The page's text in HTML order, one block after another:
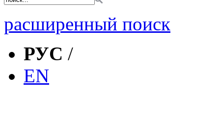
расширенный поиск
РУС /
EN